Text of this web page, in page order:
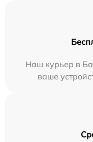
Наш курьер в
ваше